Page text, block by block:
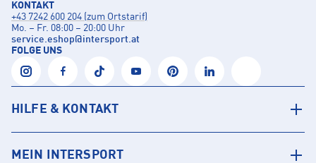
KONTAKT
+43 7242 600 204 (zum Ortstarif)
Mo. – Fr. 08:00 – 20:00 Uhr
service.eshop@intersport.at
FOLGE UNS
HILFE & KONTAKT
MEIN INTERSPORT